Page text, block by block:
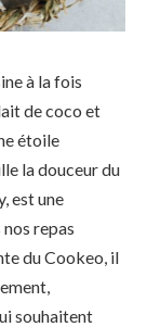
à la fois
de coco et
étoile
la douceur du
est une
repas
du Cookeo, il
souhaitent